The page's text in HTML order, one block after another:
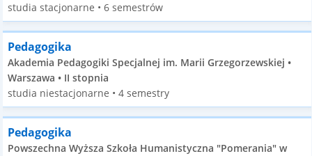
studia stacjonarne • 6 semestrów
Pedagogika
Akademia Pedagogiki Specjalnej im. Marii Grzegorzewskiej •
Warszawa • II stopnia
studia niestacjonarne • 4 semestry
Pedagogika
Powszechna Wyższa Szkoła Humanistyczna "Pomerania" w